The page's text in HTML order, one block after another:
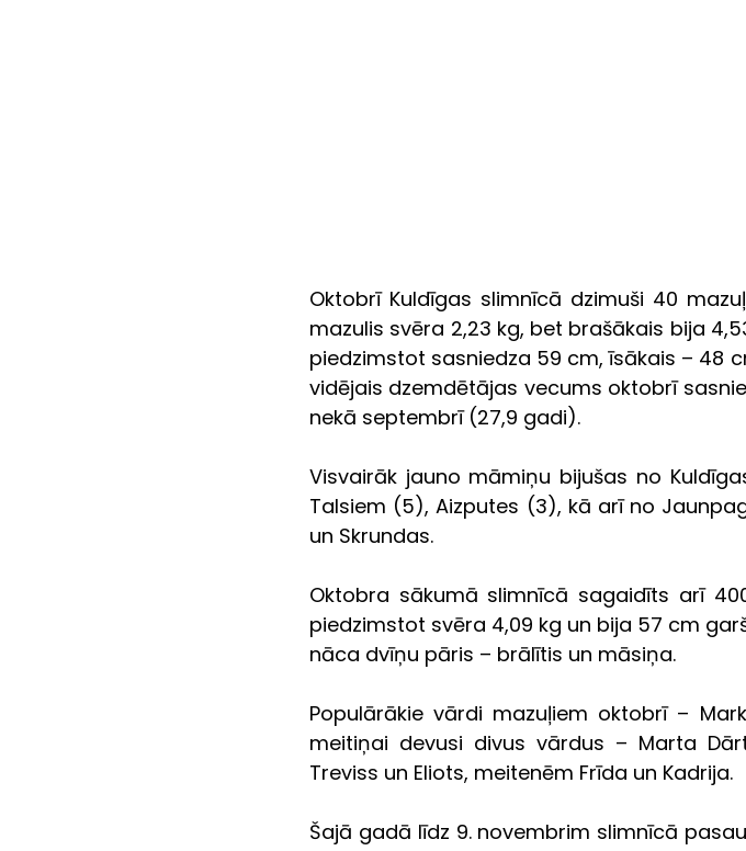
Oktobrī Kuldīgas slimnīcā dzimuši 40
mazulis svēra 2,23 kg, bet brašākais bija
piedzimstot sasniedza 59 cm, īsākais – 48
vidējais dzemdētājas vecums oktobrī
nekā septembrī (27,9 gadi).
Visvairāk jauno māmiņu bijušas no
Talsiem (5), Aizputes (3), kā arī no
un Skrundas.
Oktobra sākumā slimnīcā sagaidīts arī
piedzimstot svēra 4,09 kg un bija 57 cm
nāca dvīņu pāris – brālītis un māsiņa.
Populārākie vārdi mazuļiem oktobrī –
meitiņai devusi divus vārdus – Marta
Treviss un Eliots, meitenēm Frīda un Kadrija.
Šajā gadā līdz 9. novembrim slimnīcā